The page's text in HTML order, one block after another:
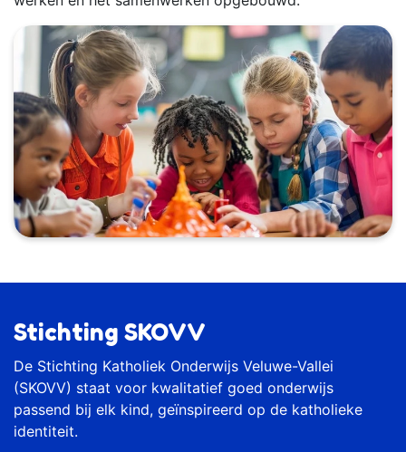
Stichting SKOVV
De Stichting Katholiek Onderwijs Veluwe-Vallei
(SKOVV) staat voor kwalitatief goed onderwijs
passend bij elk kind, geïnspireerd op de katholieke
identiteit.